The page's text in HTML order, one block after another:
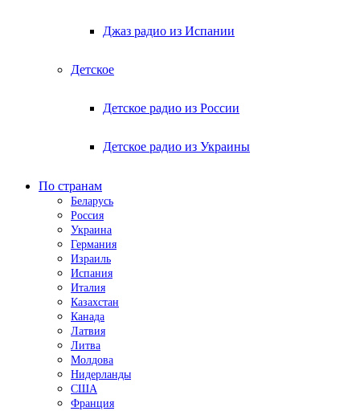
Джаз радио из Испании
Детское
Детское радио из России
Детское радио из Украины
По странам
Беларусь
Россия
Украина
Германия
Израиль
Испания
Италия
Казахстан
Канада
Латвия
Литва
Молдова
Нидерланды
США
Франция